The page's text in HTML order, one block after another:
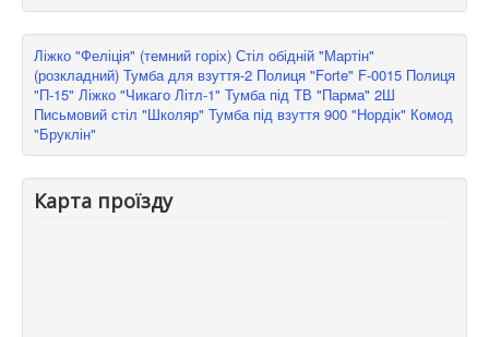
Ліжко "Феліція" (темний горіх) Стіл обідній "Мартін"
(розкладний) Тумба для взуття-2 Полиця "Forte" F-0015 Полиця
"П-15" Ліжко "Чикаго Літл-1" Тумба під ТВ "Парма" 2Ш
Письмовий стіл "Школяр" Тумба під взуття 900 "Нордік" Комод
"Бруклін"
Карта проїзду